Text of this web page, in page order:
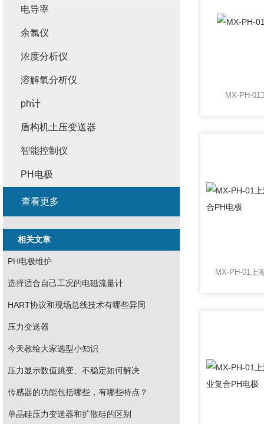
MX-PH-01
电导率
余氯仪
浓度分析仪
溶解氧分析仪
ph计
盾构机土压变送器
智能控制仪
PH电极
查看更多
相关文章
PH电极维护
选择适合自己工况的电磁流量计
HART协议和现场总线技术有哪些异同
压力变送器
今天教给大家选型小知识
压力显示数值跳变、不稳定如何解决
传感器的功能包括哪些，有哪些特点？
单晶硅压力变送器和扩散硅的区别